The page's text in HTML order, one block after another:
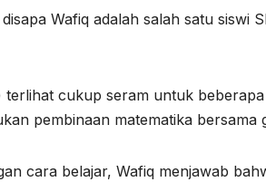
Wafiq adalah salah satu siswi
terlihat cukup seram untuk
pembinaan matematika bersama
cara belajar, Wafiq menjawab